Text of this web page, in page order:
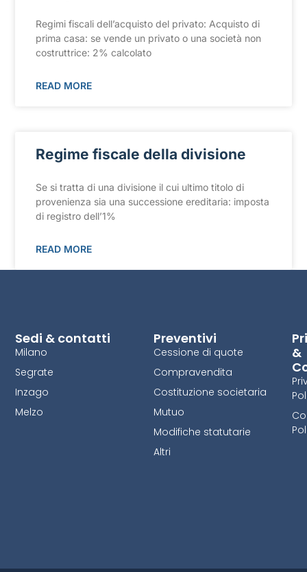
Regimi fiscali dell’acquisto del privato: Acquisto di
prima casa: se vende un privato o una società non
costruttrice: 2% calcolato
READ MORE
Regime fiscale della divisione
Se si tratta di una divisione il cui ultimo titolo di
provenienza sia una successione ereditaria: imposta
di registro dell’1%
READ MORE
&
Preventivi
Cessione di quote
Compravendita
Costituzione societaria
Mutuo
Modifiche statutarie
Altri
Sedi & contatti
Milano
Segrate
Inzago
Melzo